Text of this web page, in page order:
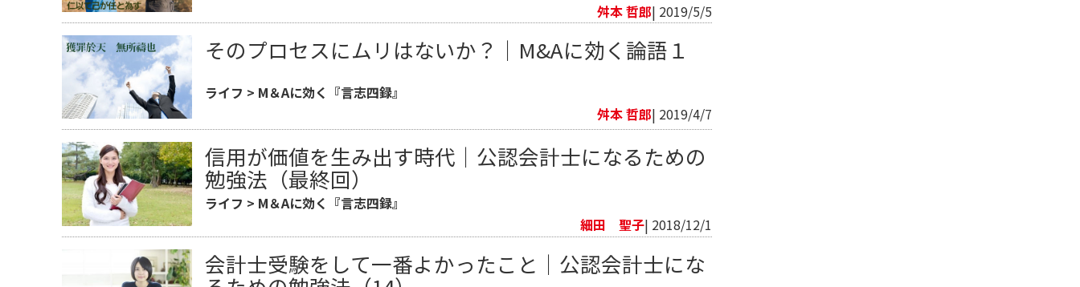
舛本 哲郎| 2019/5/5
そのプロセスにムリはないか？｜M&Aに効く論語１
ライフ > M＆Aに効く『言志四録』
舛本 哲郎| 2019/4/7
信用が価値を生み出す時代｜公認会計士になるための
勉強法（最終回）
ライフ > M＆Aに効く『言志四録』
細田 聖子| 2018/12/1
会計士受験をして一番よかったこと｜公認会計士にな